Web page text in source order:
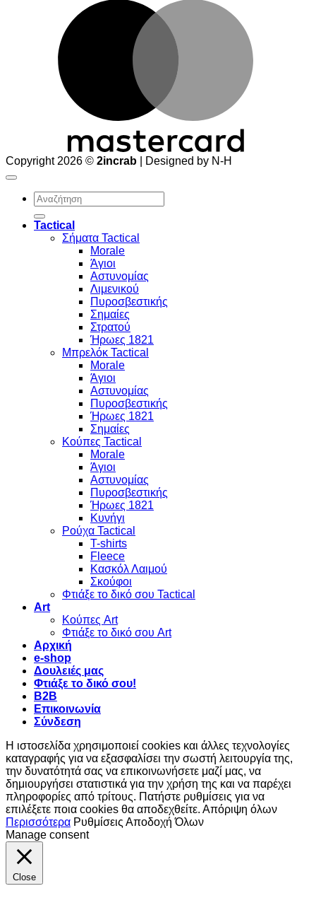
Copyright 2026 © 2incrab | Designed by N-H
Αναζήτηση
για:
Tactical
Σήματα Tactical
Morale
Άγιοι
Αστυνομίας
Λιμενικού
Πυροσβεστικής
Σημαίες
Στρατού
Ήρωες 1821
Μπρελόκ Tactical
Morale
Άγιοι
Αστυνομίας
Πυροσβεστικής
Ήρωες 1821
Σημαίες
Κούπες Tactical
Morale
Άγιοι
Αστυνομίας
Πυροσβεστικής
Ήρωες 1821
Κυνήγι
Ρούχα Tactical
T-shirts
Fleece
Κασκόλ Λαιμού
Σκούφοι
Φτιάξε το δικό σου Tactical
Art
Κούπες Art
Φτιάξε το δικό σου Art
Αρχική
e-shop
Δουλειές μας
Φτιάξε το δικό σου!
B2B
Επικοινωνία
Σύνδεση
Η ιστοσελίδα χρησιμοποιεί cookies και άλλες τεχνολογίες
καταγραφής για να εξασφαλίσει την σωστή λειτουργία της,
την δυνατότητά σας να επικοινωνήσετε μαζί μας, να
δημιουργήσει στατιστικά για την χρήση της και να παρέχει
πληροφορίες από τρίτους. Πατήστε ρυθμίσεις για να
επιλέξετε ποια cookies θα αποδεχθείτε. Απόριψη όλων
Περισσότερα Ρυθμίσεις Αποδοχή Όλων
Manage consent
Close